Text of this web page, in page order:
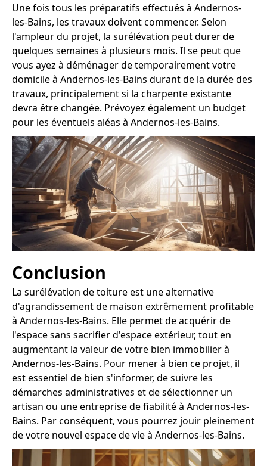
Une fois tous les préparatifs effectués à Andernos-
les-Bains, les travaux doivent commencer. Selon
l'ampleur du projet, la surélévation peut durer de
quelques semaines à plusieurs mois. Il se peut que
vous ayez à déménager de temporairement votre
domicile à Andernos-les-Bains durant de la durée des
travaux, principalement si la charpente existante
devra être changée. Prévoyez également un budget
pour les éventuels aléas à Andernos-les-Bains.
Conclusion
La surélévation de toiture est une alternative
d'agrandissement de maison extrêmement profitable
à Andernos-les-Bains. Elle permet de acquérir de
l'espace sans sacrifier d'espace extérieur, tout en
augmentant la valeur de votre bien immobilier à
Andernos-les-Bains. Pour mener à bien ce projet, il
est essentiel de bien s'informer, de suivre les
démarches administratives et de sélectionner un
artisan ou une entreprise de fiabilité à Andernos-les-
Bains. Par conséquent, vous pourrez jouir pleinement
de votre nouvel espace de vie à Andernos-les-Bains.